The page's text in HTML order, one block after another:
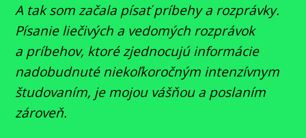
A tak som začala písať príbehy a rozprávky.
Písanie liečivých a vedomých rozprávok
a príbehov, ktoré zjednocujú informácie
nadobudnuté niekoľkoročným intenzívnym
študovaním, je mojou vášňou a poslaním
zároveň.